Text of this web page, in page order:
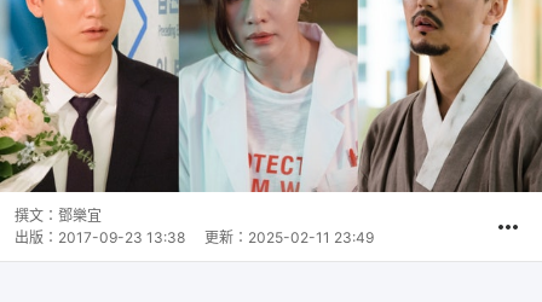
撰文： 鄧樂宜
出版： 2017-09-23 13:38 更新： 2025-02-11 23:49